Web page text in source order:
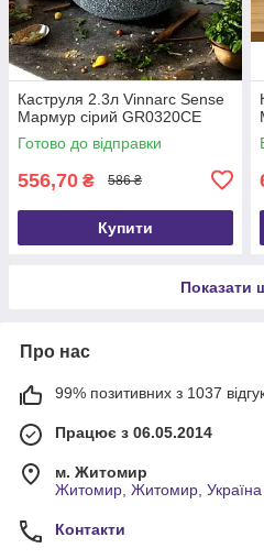
Каструля 2.3л Vinnarc Sense
Мармур сірий GR0320CE
Готово до відправки
556,70 ₴ 586 ₴
Купити
Показати
Про нас
99% позитивних з 1037
Працює з 06.05.2014
м. Житомир
Житомир, Житомир, Україна
Контакти